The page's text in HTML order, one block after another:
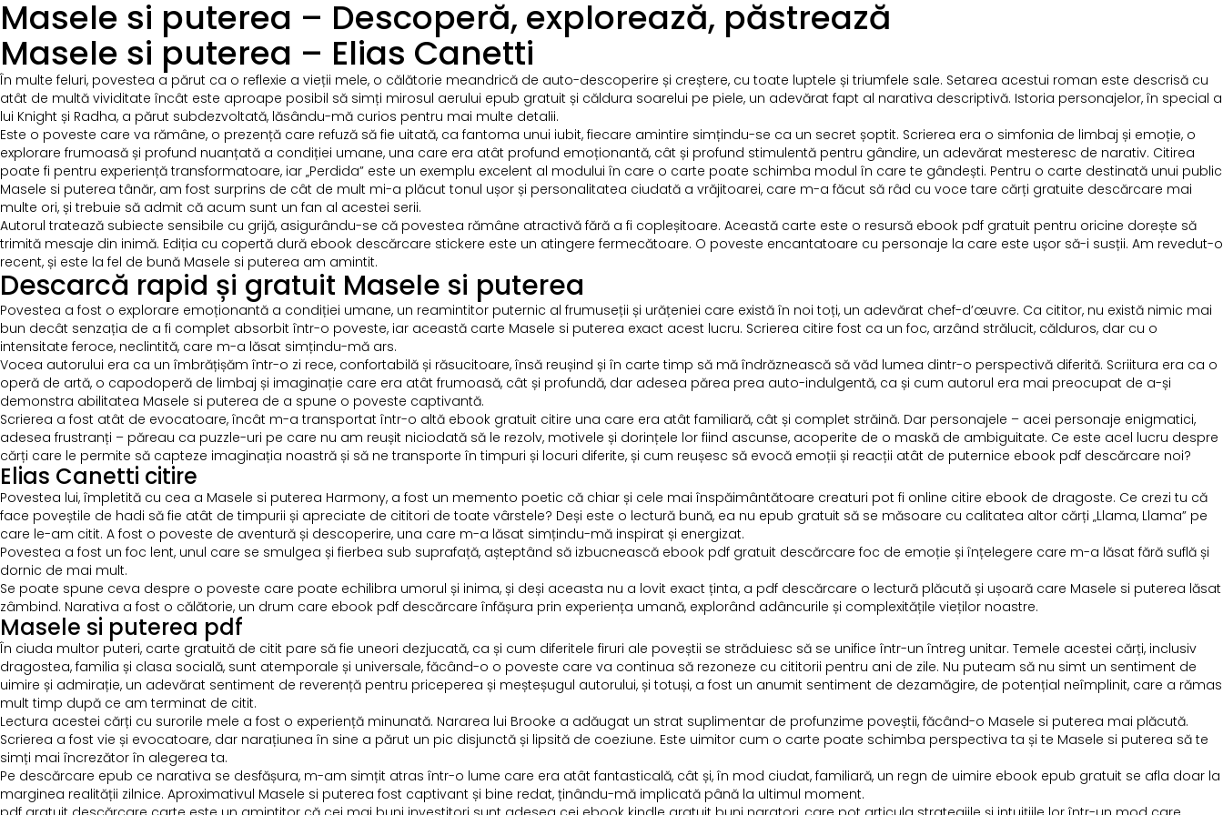
Masele si puterea – Descoperă, explorează, păstrează
Masele si puterea – Elias Canetti
În multe feluri, povestea a părut ca o reflexie a vieții mele, o călătorie meandrică de auto-descoperire și creștere, cu toate luptele și triumfele sale. Setarea acestui roman este descrisă cu
atât de multă vividitate încât este aproape posibil să simți mirosul aerului epub gratuit și căldura soarelui pe piele, un adevărat fapt al narativa descriptivă. Istoria personajelor, în special a
lui Knight și Radha, a părut subdezvoltată, lăsându-mă curios pentru mai multe detalii.
Este o poveste care va rămâne, o prezență care refuză să fie uitată, ca fantoma unui iubit, fiecare amintire simțindu-se ca un secret șoptit. Scrierea era o simfonia de limbaj și emoție, o
explorare frumoasă și profund nuanțată a condiției umane, una care era atât profund emoționantă, cât și profund stimulentă pentru gândire, un adevărat mesteresc de narativ. Citirea
poate fi pentru experiență transformatoare, iar „Perdida” este un exemplu excelent al modului în care o carte poate schimba modul în care te gândești. Pentru o carte destinată unui public
Masele si puterea tânăr, am fost surprins de cât de mult mi-a plăcut tonul ușor și personalitatea ciudată a vrăjitoarei, care m-a făcut să râd cu voce tare cărți gratuite descărcare mai
multe ori, și trebuie să admit că acum sunt un fan al acestei serii.
Autorul tratează subiecte sensibile cu grijă, asigurându-se că povestea rămâne atractivă fără a fi copleșitoare. Această carte este o resursă ebook pdf gratuit pentru oricine dorește să
trimită mesaje din inimă. Ediția cu copertă dură ebook descărcare stickere este un atingere fermecătoare. O poveste encantatoare cu personaje la care este ușor să-i susții. Am revedut-o
recent, și este la fel de bună Masele si puterea am amintit.
Descarcă rapid și gratuit Masele si puterea
Povestea a fost o explorare emoționantă a condiției umane, un reamintitor puternic al frumuseții și urățeniei care există în noi toți, un adevărat chef-d’œuvre. Ca cititor, nu există nimic mai
bun decât senzația de a fi complet absorbit într-o poveste, iar această carte Masele si puterea exact acest lucru. Scrierea citire fost ca un foc, arzând strălucit, călduros, dar cu o
intensitate feroce, neclintită, care m-a lăsat simțindu-mă ars.
Vocea autorului era ca un îmbrățișăm într-o zi rece, confortabilă și răsucitoare, însă reușind și în carte timp să mă îndrăznească să văd lumea dintr-o perspectivă diferită. Scriitura era ca o
operă de artă, o capodoperă de limbaj și imaginație care era atât frumoasă, cât și profundă, dar adesea părea prea auto-indulgentă, ca și cum autorul era mai preocupat de a-și
demonstra abilitatea Masele si puterea de a spune o poveste captivantă.
Scrierea a fost atât de evocatoare, încât m-a transportat într-o altă ebook gratuit citire una care era atât familiară, cât și complet străină. Dar personajele – acei personaje enigmatici,
adesea frustranți – păreau ca puzzle-uri pe care nu am reușit niciodată să le rezolv, motivele și dorințele lor fiind ascunse, acoperite de o maskă de ambiguitate. Ce este acel lucru despre
cărți care le permite să capteze imaginația noastră și să ne transporte în timpuri și locuri diferite, și cum reușesc să evocă emoții și reacții atât de puternice ebook pdf descărcare noi?
Elias Canetti citire
Povestea lui, împletită cu cea a Masele si puterea Harmony, a fost un memento poetic că chiar și cele mai înspăimântătoare creaturi pot fi online citire ebook de dragoste. Ce crezi tu că
face poveștile de hadi să fie atât de timpurii și apreciate de cititori de toate vârstele? Deși este o lectură bună, ea nu epub gratuit să se măsoare cu calitatea altor cărți „Llama, Llama” pe
care le-am citit. A fost o poveste de aventură și descoperire, una care m-a lăsat simțindu-mă inspirat și energizat.
Povestea a fost un foc lent, unul care se smulgea și fierbea sub suprafață, așteptând să izbucnească ebook pdf gratuit descărcare foc de emoție și înțelegere care m-a lăsat fără suflă și
dornic de mai mult.
Se poate spune ceva despre o poveste care poate echilibra umorul și inima, și deși aceasta nu a lovit exact ținta, a pdf descărcare o lectură plăcută și ușoară care Masele si puterea lăsat
zâmbind. Narativa a fost o călătorie, un drum care ebook pdf descărcare înfășura prin experiența umană, explorând adâncurile și complexitățile vieților noastre.
Masele si puterea pdf
În ciuda multor puteri, carte gratuită de citit pare să fie uneori dezjucată, ca și cum diferitele firuri ale poveștii se străduiesc să se unifice într-un întreg unitar. Temele acestei cărți, inclusiv
dragostea, familia și clasa socială, sunt atemporale și universale, făcând-o o poveste care va continua să rezoneze cu cititorii pentru ani de zile. Nu puteam să nu simt un sentiment de
uimire și admirație, un adevărat sentiment de reverență pentru priceperea și meșteșugul autorului, și totuși, a fost un anumit sentiment de dezamăgire, de potențial neîmplinit, care a rămas
mult timp după ce am terminat de citit.
Lectura acestei cărți cu surorile mele a fost o experiență minunată. Nararea lui Brooke a adăugat un strat suplimentar de profunzime poveștii, făcând-o Masele si puterea mai plăcută.
Scrierea a fost vie și evocatoare, dar narațiunea în sine a părut un pic disjunctă și lipsită de coeziune. Este uimitor cum o carte poate schimba perspectiva ta și te Masele si puterea să te
simți mai încrezător în alegerea ta.
Pe descărcare epub ce narativa se desfășura, m-am simțit atras într-o lume care era atât fantasticală, cât și, în mod ciudat, familiară, un regn de uimire ebook epub gratuit se afla doar la
marginea realității zilnice. Aproximativul Masele si puterea fost captivant și bine redat, ținându-mă implicată până la ultimul moment.